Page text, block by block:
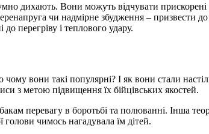
дихають. Вони можуть відчувати
чи надмірне збудження – призвести
перегріву і теплового удару.
вони такі популярні? І як вони стали
з метою підвищення їх бійцівських якостей.
перевагу в боротьбі та полюванні. Інша
чимось нагадувала їм дітей.